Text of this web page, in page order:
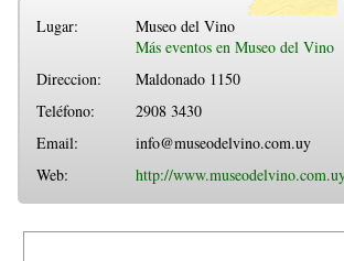
Lugar:
Museo del Vino
Más eventos en Museo del Vino
Direccion:
Maldonado 1150
Teléfono:
2908 3430
Email:
info@museodelvino.com.uy
Web:
http://